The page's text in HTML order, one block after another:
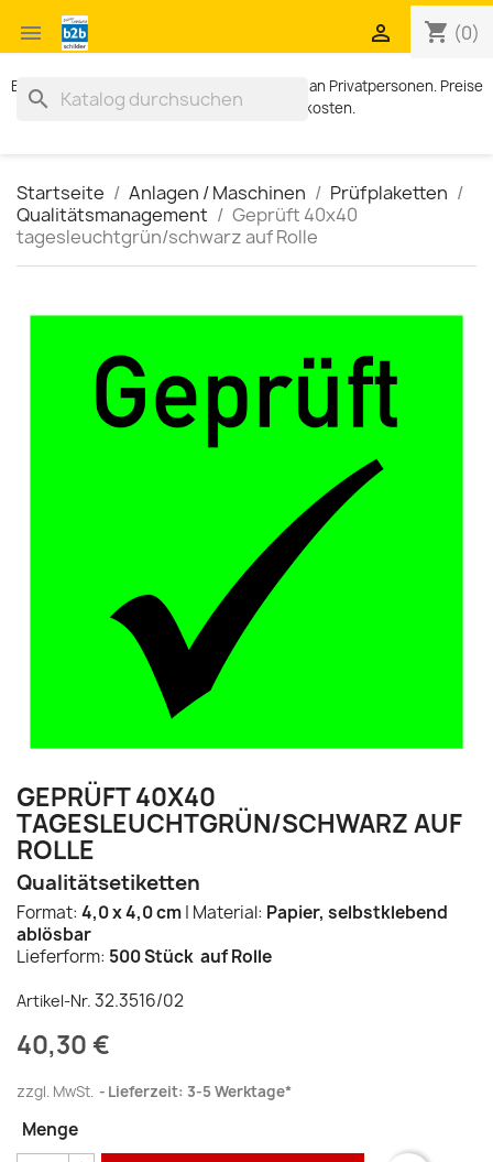
 shopping_cart (0)

Exklusiv für Geschäftskunden. Kein Verkauf an Privatpersonen. Preise
zzgl. MWST und Versandkosten.
search
Startseite Anlagen / Maschinen
Prüfplaketten
Qualitätsmanagement
Geprüft 40x40
tagesleuchtgrün/schwarz auf Rolle
GEPRÜFT 40X40
TAGESLEUCHTGRÜN/SCHWARZ AUF
ROLLE
Qualitätsetiketten
Format: 4,0 x 4,0 cm| Material: Papier, selbstklebend
ablösbar
Lieferform: 500 Stück auf Rolle
Artikel-Nr. 32.3516/02
40,30 €
zzgl. MwSt. Lieferzeit: 3-5 Werktage*
Menge